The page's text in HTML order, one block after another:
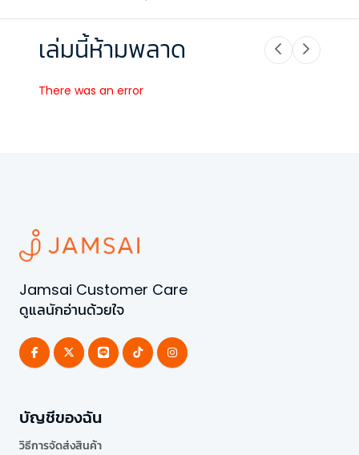
เล่มนี้ห้ามพลาด
There was an error
Jamsai Customer Care
ดูแลนักอ่านด้วยใจ
บัญชีของฉัน
วิธีการจัดส่งสินค้า